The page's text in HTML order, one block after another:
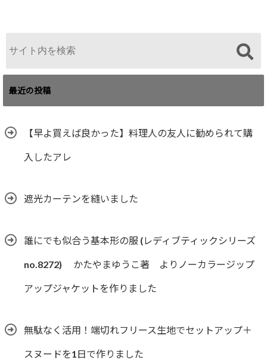
最近の投稿
【早よ買えば良かった】料理人の友人に勧められて購
入したアレ
遮光カーテンを縫いました
誰にでも似合う基本形の服 (レディブティックシリーズ
no.8272) かたやまゆうこ著 よりノーカラージップ
アップジャケットを作りました
無駄なく活用！端切れフリース生地でセットアップ＋
スヌードを1日で作りました